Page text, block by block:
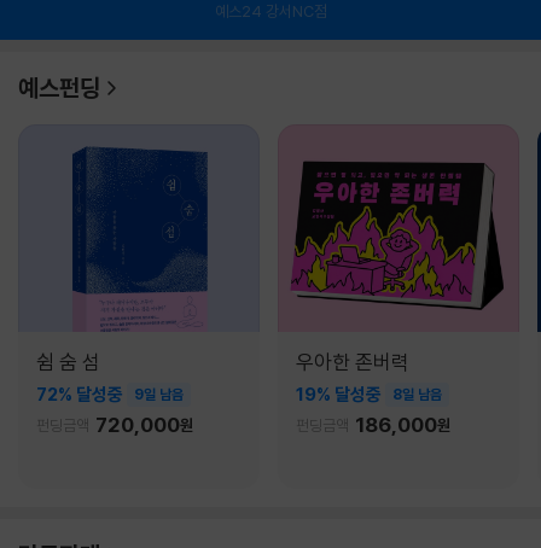
예스24 강서NC점
예스펀딩
쉼 숨 섬
72% 달성중 9일 남음
펀딩금액 720,000원
우아한 존버력
19% 달성중 8일 남음
펀딩금액 186,000원